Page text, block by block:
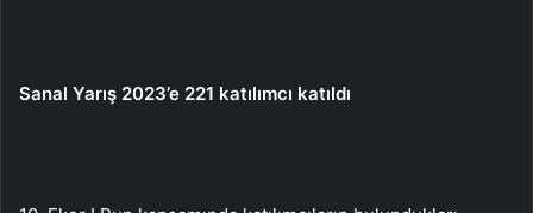
Sanal Yarış 2023’e 221 katılımcı katıldı